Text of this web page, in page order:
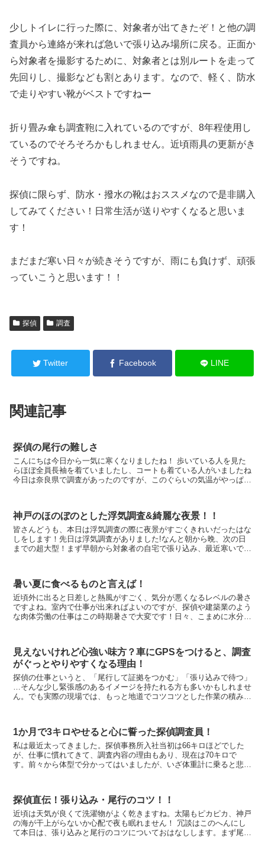
少しトイレに行った際に、対象者が出てきたぞ！と他の調
査員から連絡が来れば急いで張り込み場所に戻る。正面か
ら対象者を撮影するために、対象者とは別ルートを走って
先回りし、撮影なども割とあります。なので、軽く、防水
で走りやすい靴がベストですねー
折り畳み傘も調査鞄に入れているのですが、8年程使用し
ているのでそろそろかもしれません。近頃雨具の更新がき
そうですね。
探偵に限らず、防水・撥水の靴はおススメなので是非購入
してみてください！日常生活が送りやすくなると思いま
す！
まだまだ寒い日々が続きそうですが、雨にも負けず、頑張
っていこうと思います！！
探偵 調査
Twitter Facebook LINE
関連記事
探偵の尾行の難しさ
こんにちは今日から一気に寒くなりましたね！ 歩いている人を見た
らほぼ全員長袖を着ていましたし、コートも着ている人がいましたね
今日は奈良県で調査があったのですが、このぐらいの気温がやっぱり
神戸のほのぼのとした浮気調査&綺麗な夜景！！
皆さんどうも、本日は浮気調査の際に夜景がすごくきれいだったはな
しをします！先日は浮気調査がありました!なんと朝から晩、次の日
までの超大型！まず早朝から対象者の自宅で張り込み、最近寒いです
暑い夏に食べるものと言えば！
近頃外に出ると日差しと熱風がすごく、気分が悪くなるレベルの暑さ
ですよね。室内で仕事が出来ればよいのですが、探偵や建築業のよう
な肉体労働の仕事はこの時期暑さで大変です！日々、こまめに水分補
見えないけれど心強い味方？車にGPSをつけると、調査
がぐっとやりやすくなる理由！
探偵の仕事というと、「尾行して証拠をつかむ」「張り込みで待つ」
…そんな少し緊張感のあるイメージを持たれる方も多いかもしれませ
ん。でも実際の現場では、もっと地道でコツコツとした作業の積み重
1か月で3キロやせると心に誓った探偵調査員！
私は最近太ってきました。探偵事務所入社当初は66キロほどでした
が、仕事に慣れてきて、調査内容の理由もあり、現在は70キロで
す。前々から体型で分かってはいましたが、いざ体重計に乗ると悲し
探偵直伝！張り込み・尾行のコツ！！
近頃は天気が良くて洗濯物がよく乾きますね。太陽もピカピカ、神戸
の海が干上がらないか心配で夜も眠れません！ 冗談はこのへんにし
て本日は、張り込みと尾行のコツについておはなしします。まず尾行